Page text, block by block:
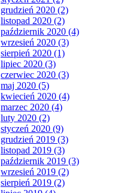
grudzień 2020 (2)
listopad 2020 (2)
październik 2020 (4)
wrzesień 2020 (3)
sierpień 2020 (1)
lipiec 2020 (3)
czerwiec 2020 (3)
maj 2020 (5)
kwiecień 2020 (4)
marzec 2020 (4)
luty 2020 (2)
styczeń 2020 (9)
grudzień 2019 (3)
listopad 2019 (3)
październik 2019 (3)
wrzesień 2019 (2)
sierpień 2019 (2)